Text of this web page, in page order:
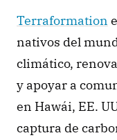
Terraformation
nativos del
climático,
y apoyar a
en Hawái, EE.
captura de